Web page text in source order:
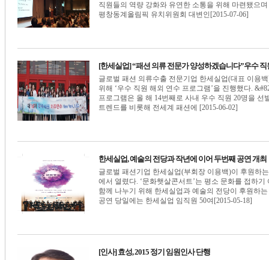
직원들의 역량 강화와 유연한 소통을 위해 마련됐으
평창동계올림픽 유치위원회 대변인[2015-07-06]
[한세실업] “패션 의류 전문가 양성하겠습니다”우수 직
글로벌 패션 의류수출 전문기업 한세실업(대표 이용
위해 ‘우수 직원 해외 연수 프로그램’을 진행했다.
프로그램은 올 해 14번째로 사내 우수 직원 20명을
트렌드를 비롯해 전세계 패션에 [2015-06-02]
한세실업, 예술의 전당과 작년에 이어 두번째 공연 개최
글로벌 패션기업 한세실업(부회장 이용백)이 후원하
에서 열렸다. ‘문화햇살콘서트’는 평소 문화를 접하
함께 나누기 위해 한세실업과 예술의 전당이 후원하
공연 당일에는 한세실업 임직원 50여[2015-05-18]
[인사] 효성, 2015 정기 임원인사 단행